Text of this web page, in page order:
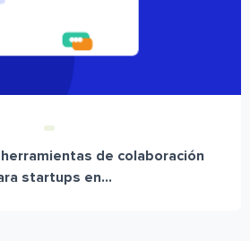
herramientas de colaboración
startups en...